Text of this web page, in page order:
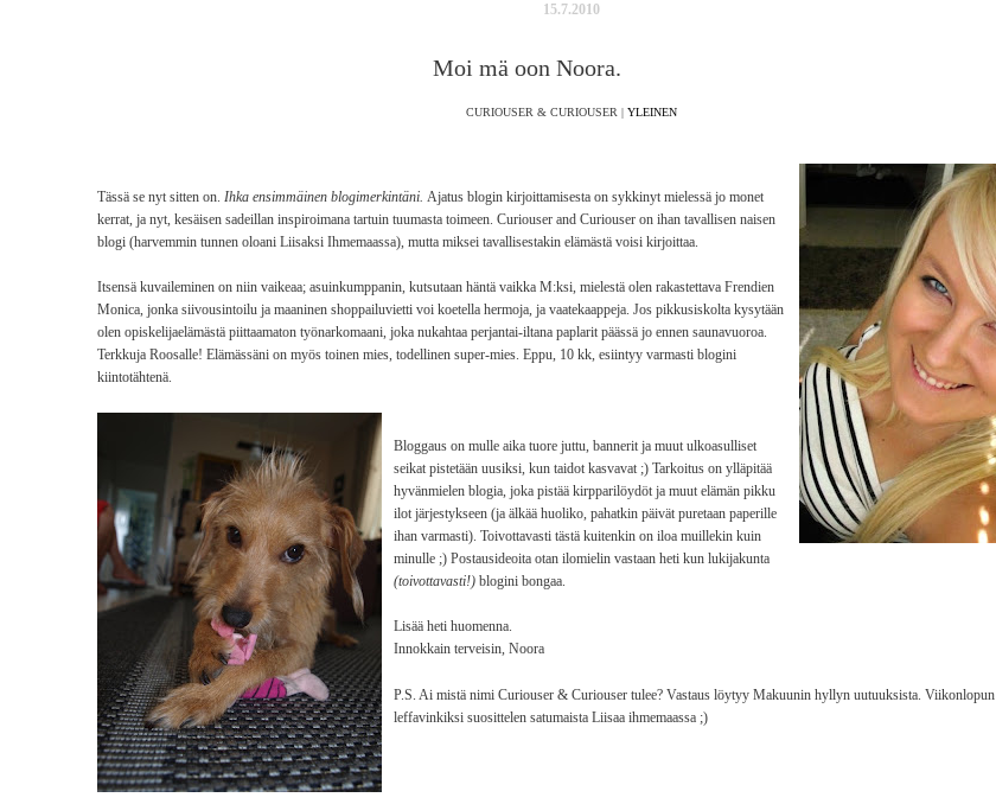
15.7.2010
Moi mä oon Noora.
CURIOUSER & CURIOUSER | YLEINEN
Tässä se nyt sitten on. Ihka ensimmäinen blogimerkintäni. Ajatus blogin kirjoittamisesta on sykkinyt mielessä jo monet
kerrat, ja nyt, kesäisen sadeillan inspiroimana tartuin tuumasta toimeen. Curiouser and Curiouser on ihan tavallisen naisen
blogi (harvemmin tunnen oloani Liisaksi Ihmemaassa), mutta miksei tavallisestakin elämästä voisi kirjoittaa.
Itsensä kuvaileminen on niin vaikeaa; asuinkumppanin, kutsutaan häntä vaikka M:ksi, mielestä olen rakastettava Frendien
Monica, jonka siivousintoilu ja maaninen shoppailuvietti voi koetella hermoja, ja vaatekaappeja. Jos pikkusiskolta kysytään
olen opiskelijaelämästä piittaamaton työnarkomaani, joka nukahtaa perjantai-iltana paplarit päässä jo ennen saunavuoroa.
Terkkuja Roosalle! Elämässäni on myös toinen mies, todellinen super-mies. Eppu, 10 kk, esiintyy varmasti blogini
kiintotähtenä.
Bloggaus on mulle aika tuore juttu, bannerit ja muut ulkoasulliset
seikat pistetään uusiksi, kun taidot kasvavat ;) Tarkoitus on ylläpitää
hyvänmielen blogia, joka pistää kirpparilöydöt ja muut elämän pikku
ilot järjestykseen (ja älkää huoliko, pahatkin päivät puretaan paperille
ihan varmasti). Toivottavasti tästä kuitenkin on iloa muillekin kuin
minulle ;) Postausideoita otan ilomielin vastaan heti kun lukijakunta
(toivottavasti!) blogini bongaa.
Lisää heti huomenna.
Innokkain terveisin, Noora
P.S. Ai mistä nimi Curiouser & Curiouser tulee? Vastaus löytyy Makuunin hyllyn uutuuksista. Viikonlopun
leffavinkiksi suosittelen satumaista Liisaa ihmemaassa ;)